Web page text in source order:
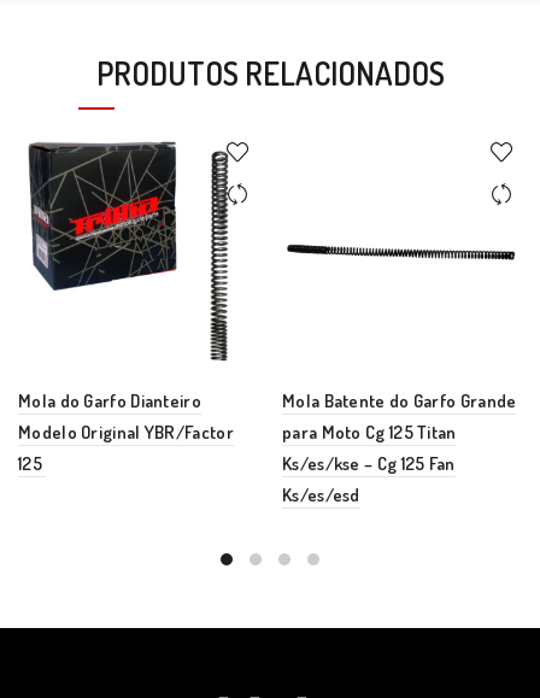
PRODUTOS RELACIONADOS
Mola do Garfo Dianteiro
Modelo Original YBR/Factor
125
Mola Batente do Garfo Grande
para Moto Cg 125 Titan
Ks/es/kse – Cg 125 Fan
Ks/es/esd